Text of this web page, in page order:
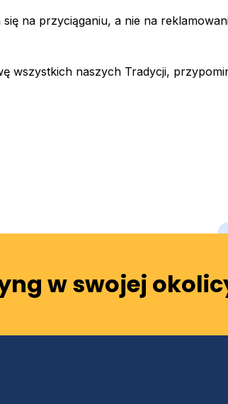
na przyciąganiu, a nie na
wszystkich naszych Tradycji,
w swojej